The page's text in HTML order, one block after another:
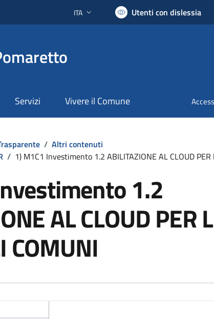
Lingua attiva:
ITA Utenti con dislessia
Servizi Vivere il Comune
/ Altri contenuti
/ 1) M1C1 Investimento 1.2 ABILITAZIONE AL CLOUD PER
1.2
AL CLOUD PER
COMUNI